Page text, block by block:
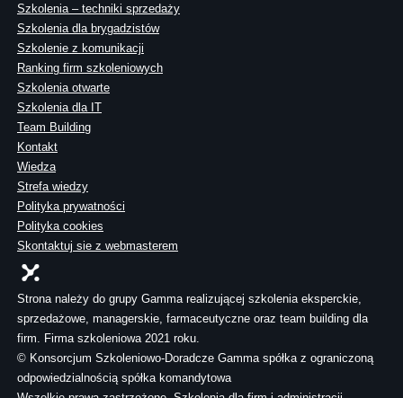
Szkolenia – techniki sprzedaży
Szkolenia dla brygadzistów
Szkolenie z komunikacji
Ranking firm szkoleniowych
Szkolenia otwarte
Szkolenia dla IT
Team Building
Kontakt
Wiedza
Strefa wiedzy
Polityka prywatności
Polityka cookies
Skontaktuj sie z webmasterem
Strona należy do grupy Gamma realizującej szkolenia eksperckie,
sprzedażowe, managerskie, farmaceutyczne oraz team building dla
firm. Firma szkoleniowa 2021 roku.
© Konsorcjum Szkoleniowo-Doradcze Gamma spółka z ograniczoną
odpowiedzialnością spółka komandytowa